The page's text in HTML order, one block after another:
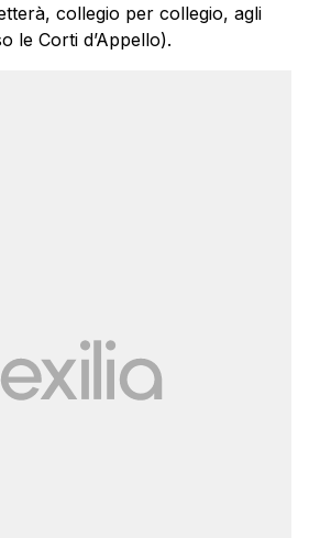
collegio per collegio, agli
le Corti d’Appello).